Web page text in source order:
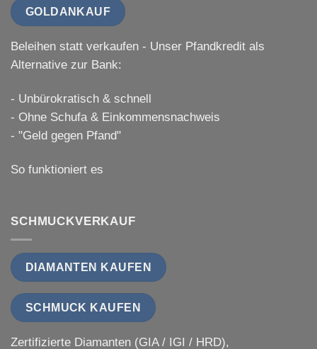
GOLDANKAUF
Beleihen statt verkaufen - Unser Pfandkredit als
Alternative zur Bank:
- Unbürokratisch & schnell
- Ohne Schufa & Einkommensnachweis
- "Geld gegen Pfand"
So funktioniert es
SCHMUCKVERKAUF
DIAMANTEN KAUFEN
SCHMUCK KAUFEN
Zertifizierte Diamanten (GIA / IGI / HRD),